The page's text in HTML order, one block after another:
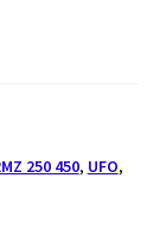
250 450, UFO,